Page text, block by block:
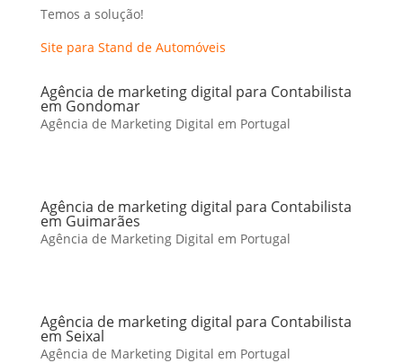
Temos a solução!
Site para Stand de Automóveis
Agência de marketing digital para Contabilista
em Gondomar
Agência de Marketing Digital em Portugal
Agência de marketing digital para Contabilista
em Guimarães
Agência de Marketing Digital em Portugal
Agência de marketing digital para Contabilista
em Seixal
Agência de Marketing Digital em Portugal